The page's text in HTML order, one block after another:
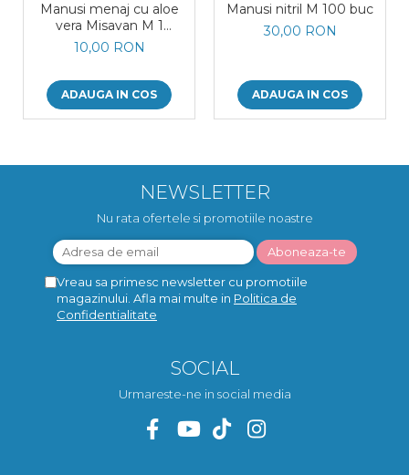
Manusi menaj cu aloe
vera Misavan M 1
pereche/ set
10,00 RON
ADAUGA IN COS
Manusi nitril M 100 buc
30,00 RON
ADAUGA IN COS
NEWSLETTER
Nu rata ofertele si promotiile noastre
Vreau sa primesc newsletter cu promotiile
magazinului. Afla mai multe in Politica de
Confidentialitate
SOCIAL
Urmareste-ne in social media